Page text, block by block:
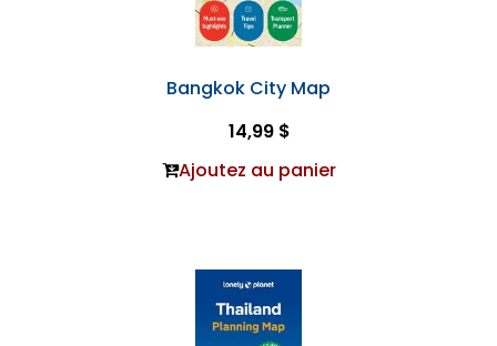
Bangkok City Map
14,99 $
Ajoutez au panier